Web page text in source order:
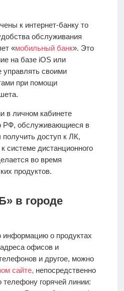
к интернет-банку то
обслуживания
«мобильный банк». Это
на базе iOS или
своими
при помощи
в личном кабинете
РФ, обслуживающиеся в
доступ к ЛК,
системе дистанционного
во время
продуктов.
в городе
о продуктах
офисов и
и другое, можно
сайте, непосредственно
горячей линии: